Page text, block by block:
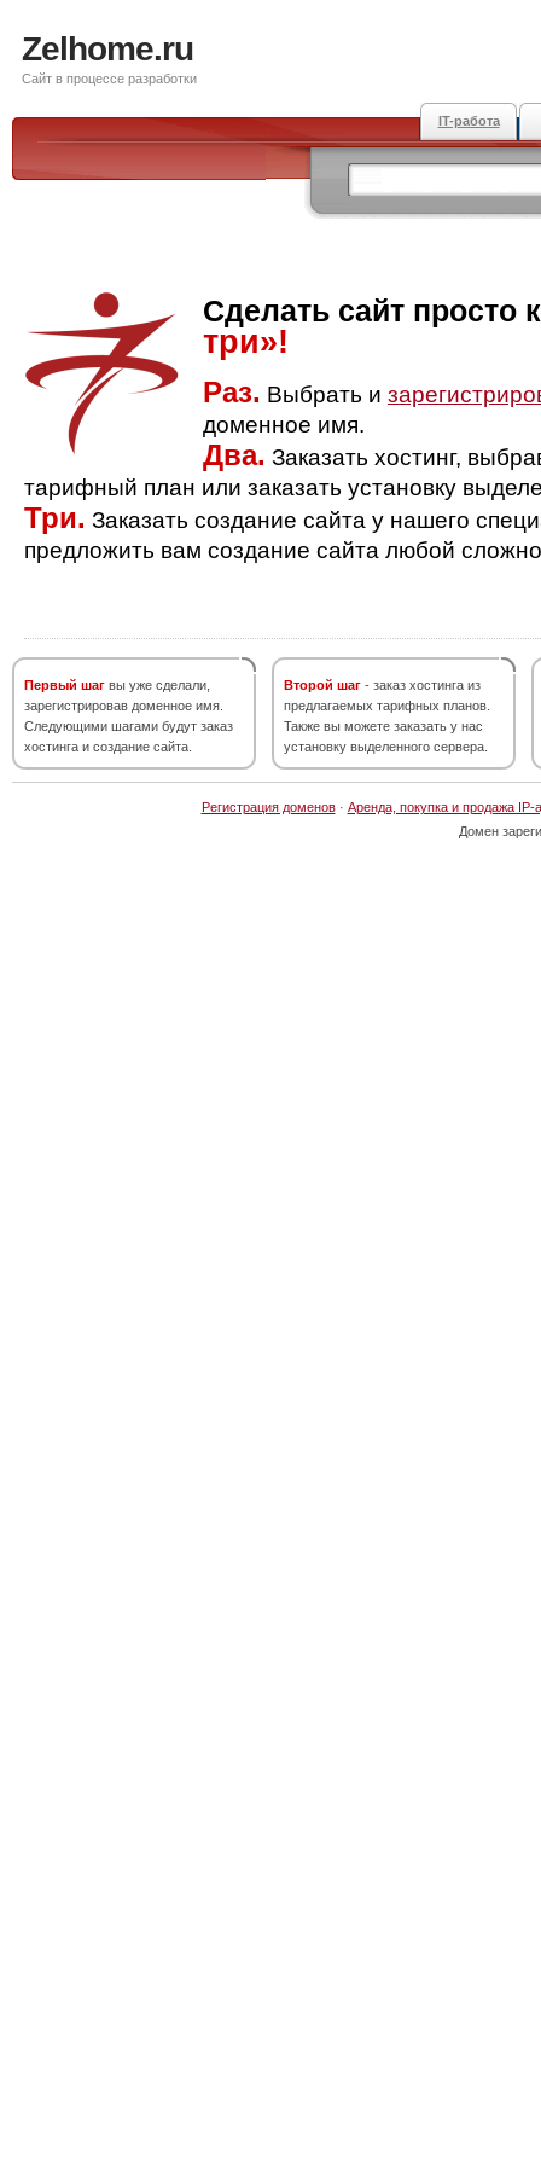
Zelhome.ru
Сайт в процессе разработки
IT-работа
Сделать сайт просто
три»!
Раз. Выбрать и
доменное имя.
Два. Заказать хостинг,
тарифный план или заказать установку
Три. Заказать создание сайта у нашего
предложить вам создание сайта любой
Первый шаг вы уже сделали,
зарегистрировав доменное имя.
Следующими шагами будут заказ
хостинга и создание сайта.
Второй шаг - заказ хостинга из
предлагаемых тарифных планов.
Также вы можете заказать у нас
установку выделенного сервера.
Регистрация доменов· Аренда, покупка и продажа IP-
Домен